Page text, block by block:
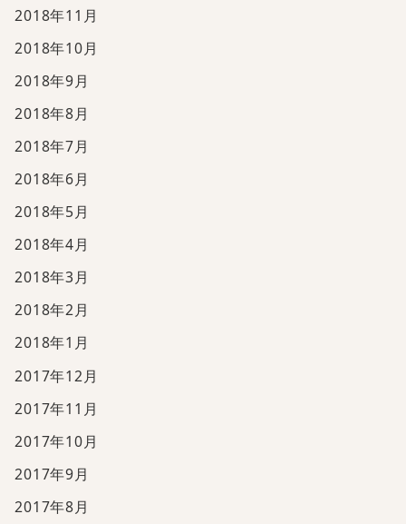
2018年11月
2018年10月
2018年9月
2018年8月
2018年7月
2018年6月
2018年5月
2018年4月
2018年3月
2018年2月
2018年1月
2017年12月
2017年11月
2017年10月
2017年9月
2017年8月